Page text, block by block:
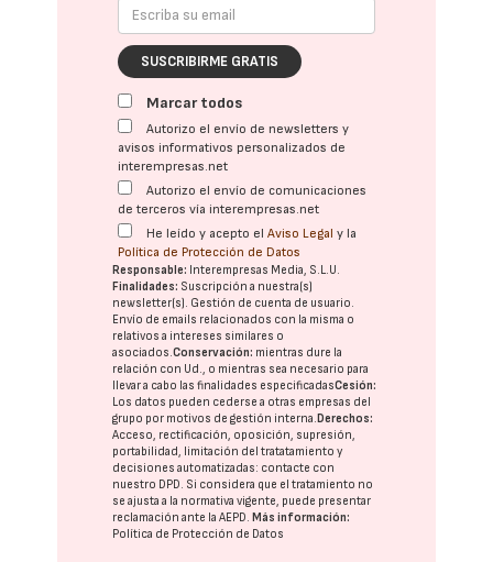
SUSCRIBIRME GRATIS
Marcar todos
Autorizo el envío de newsletters y
avisos informativos personalizados de
interempresas.net
Autorizo el envío de comunicaciones
de terceros vía interempresas.net
He leído y acepto elAviso Legal y la
Política de Protección de Datos
Responsable: Interempresas Media, S.L.U.
Finalidades: Suscripción a nuestra(s)
newsletter(s). Gestión de cuenta de usuario.
Envío de emails relacionados con la misma o
relativos a intereses similares o
asociados.Conservación: mientras dure la
relación con Ud., o mientras sea necesario para
llevar a cabo las finalidades especificadasCesión:
Los datos pueden cederse a otras empresas del
grupo por motivos de gestión interna.Derechos:
Acceso, rectificación, oposición, supresión,
portabilidad, limitación del tratatamiento y
decisiones automatizadas: contacte con
nuestro DPD. Si considera que el tratamiento no
se ajusta a la normativa vigente, puede presentar
reclamación ante laAEPD.Más información:
Política de Protección de Datos